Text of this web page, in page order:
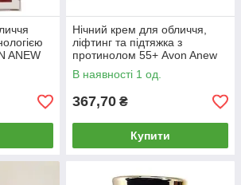
ANEW
Нічний крем для обличчя,
ліфтинг та підтяжка з
протинолом 55+ Avon Anew
Platinum Lift & Tighten 50 мл
В наявності 1 од.
367,70 ₴
Купити